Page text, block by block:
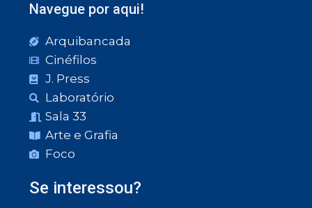
Navegue por aqui!
Arquibancada
Cinéfilos
J. Press
Laboratório
Sala 33
Arte e Grafia
Foco
Se interessou?